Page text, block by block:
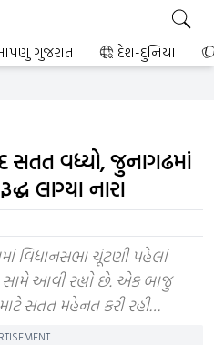
ગુજરાત દેશ-દુનિયા
સતત વધ્યો, જુનાગઢમાં
લાગ્યા નારા
વિધાનસભા ચૂંટણી પહેલાં
સામે આવી રહ્યો છે. એક બાજુ
સતત મહેનત કરી રહી…